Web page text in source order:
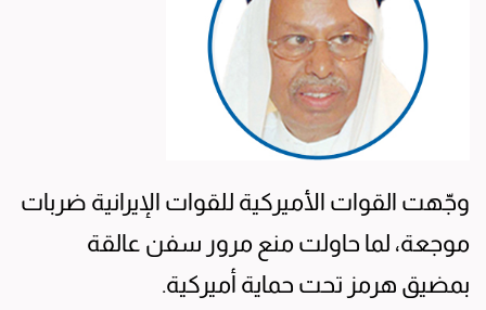
وجّهت القوات الأميركية للقوات الإيرانية ضربات
موجعة، لما حاولت منع مرور سفن عالقة
بمضيق هرمز تحت حماية أميركية.